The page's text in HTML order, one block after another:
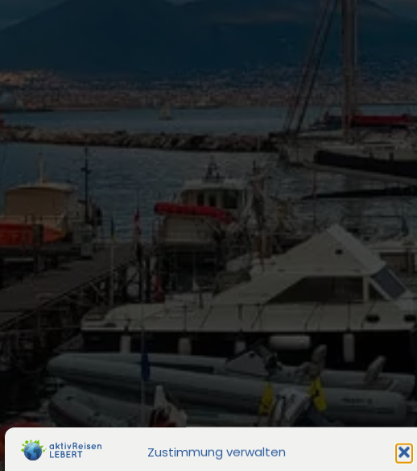
Zustimmung verwalten